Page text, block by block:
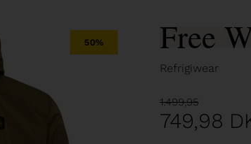
50% Free
Refrigiwear
1.499,95
749,98